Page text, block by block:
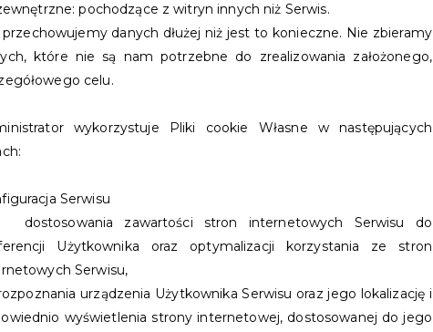
przykład.:
Programu,
miejskie z rabatem,
autobus, sprawdzić harmonogram
zgłosić awarię oraz wypożyczać i
Publicznej
nagrody w konkursach
roku, takich jak np. konkurs
Obywatelskiego w wygodny i
Mieszkańca "Mój Szczecinek".
pochodzące z witryn innych niż Serwis.
przechowujemy danych dłużej niż jest to konieczne. Nie zbieramy
które nie są nam potrzebne do zrealizowania założonego,
celu.
wykorzystuje Pliki cookie Własne w następujących
Serwisu
zawartości stron internetowych Serwisu do
Użytkownika oraz optymalizacji korzystania ze stron
Serwisu,
urządzenia Użytkownika Serwisu oraz jego lokalizację i
wyświetlenia strony internetowej, dostosowanej do jego